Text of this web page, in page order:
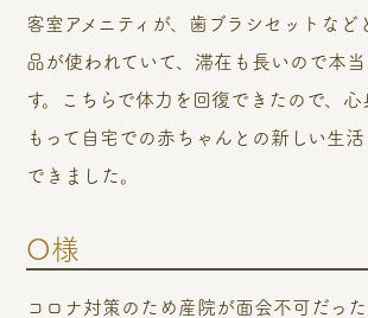
客室アメニティが、歯ブラシセットなど
品が使われていて、滞在も長いので本
す。こちらで体力を回復できたので、
もって自宅での赤ちゃんとの新しい生
できました。
O様
コロナ対策のため産院が面会不可だっ